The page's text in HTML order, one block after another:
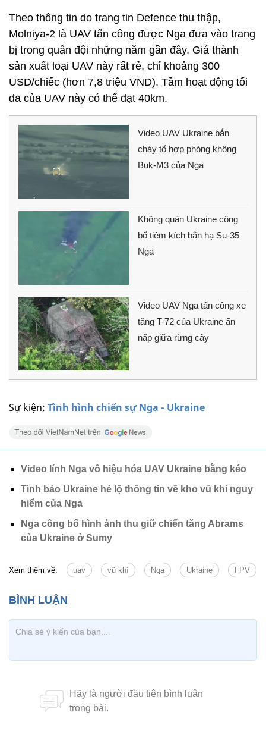
Sự kiện: Tình hình chiến sự Nga - Ukraine
Theo thông tin do trang tin Defence thu thập,
Molniya-2 là UAV tấn công được Nga đưa vào trang
bị trong quân đội những năm gần đây. Giá thành
sản xuất loại UAV này rất rẻ, chỉ khoảng 300
USD/chiếc (hơn 7,8 triệu VND). Tầm hoạt động tối
đa của UAV này có thể đạt 40km.
Video UAV Ukraine bắn
cháy tổ hợp phòng không
Buk-M3 của Nga
Không quân Ukraine công
bố tiêm kích bắn hạ Su-35
Nga
Video UAV Nga tấn công xe
tăng T-72 của Ukraine ẩn
nấp giữa rừng cây
Video lính Nga vô hiệu hóa UAV Ukraine bằng kéo
Tình báo Ukraine hé lộ thông tin về kho vũ khí nguy
hiểm của Nga
Nga công bố hình ảnh thu giữ chiến tăng Abrams
của Ukraine ở Sumy
Xem thêm về: uav vũ khí Nga Ukraine FPV